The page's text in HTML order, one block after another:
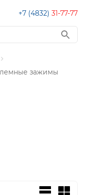
+7 (4832) 31-77-77
зажимы